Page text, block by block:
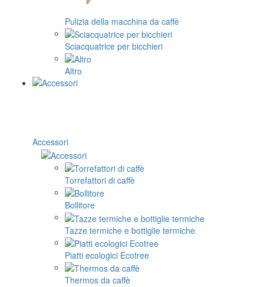
Pulizia della macchina da caffè
Sciacquatrice per bicchieri
Altro
Accessori
Torrefattori di caffè
Bollitore
Tazze termiche e bottiglie termiche
Piatti ecologici Ecotree
Thermos da caffè